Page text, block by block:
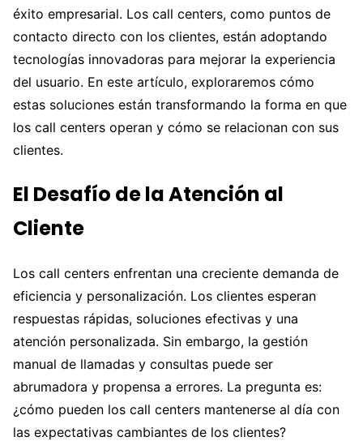
éxito empresarial. Los call centers, como puntos de
contacto directo con los clientes, están adoptando
tecnologías innovadoras para mejorar la experiencia
del usuario. En este artículo, exploraremos cómo
estas soluciones están transformando la forma en que
los call centers operan y cómo se relacionan con sus
clientes.
El Desafío de la Atención al
Cliente
Los call centers enfrentan una creciente demanda de
eficiencia y personalización. Los clientes esperan
respuestas rápidas, soluciones efectivas y una
atención personalizada. Sin embargo, la gestión
manual de llamadas y consultas puede ser
abrumadora y propensa a errores. La pregunta es:
¿cómo pueden los call centers mantenerse al día con
las expectativas cambiantes de los clientes?